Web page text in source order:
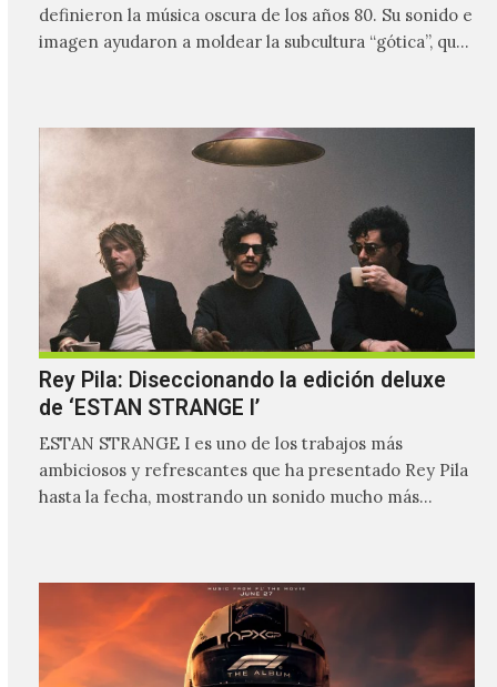
definieron la música oscura de los años 80. Su sonido e
imagen ayudaron a moldear la subcultura “gótica”, que
Rey Pila: Diseccionando la edición deluxe
de ‘ESTAN STRANGE I’
ESTAN STRANGE I es uno de los trabajos más
ambiciosos y refrescantes que ha presentado Rey Pila
hasta la fecha, mostrando un sonido mucho más…